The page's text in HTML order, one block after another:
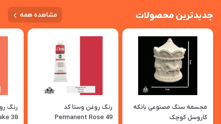
جدیدترین محصولات مشاهده همه
مجسمه سنگ مصنوعی بانکه
کاروسل کوچک
رنگ روغن وستا کد
Permanent Rose 49
38